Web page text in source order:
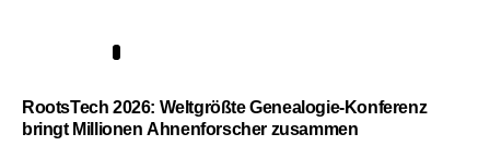
RootsTech 2026: Weltgrößte Genealogie-Konferenz
bringt Millionen Ahnenforscher zusammen